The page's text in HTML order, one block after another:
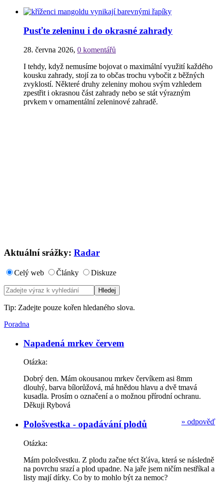
Pusťte zeleninu i do okrasné zahrady
28. června 2026, 0 komentářů
I tehdy, když nemusíme bojovat o maximální využití každého
kousku zahrady, stojí za to občas trochu vybočit z běžných
zvyklostí. Některé druhy zeleniny mohou svým vzhledem
zpestřit i okrasnou část zahrady nebo se stát výrazným
prvkem v ornamentální zeleninové zahradě.
Aktuální srážky: Radar
Celý web Články Diskuze
Tip: Zadejte pouze kořen hledaného slova.
Poradna
Napadená mrkev červem
Otázka:
Dobrý den. Mám okousanou mrkev červíkem asi 8mm
dlouhý, barva bílorůžová, má hnědou hlavu a dvě tmavá
kusadla. Prosím o označení a o možnou přírodní ochranu.
Děkuji Rybová
» odpověď
Pološvestka - opadávání plodů
Otázka:
Mám pološvestku. Z plodu začne téct šťáva, která se následně
na povrchu srazí a plod upadne. Na jaře jsem ničím nestříkal a
listy mají dírky. Co by to mohlo být za nemoc?